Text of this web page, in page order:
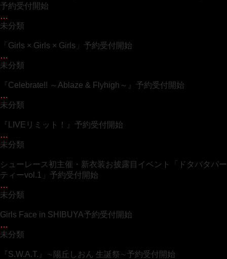
予約受付開始
…
未分類
「Girls × Girls × Girls」予約受付開始
…
未分類
『Celebrate!! ～Ablaze & Flyhigh～』予約受付開始
…
未分類
『LIVEリミット！』予約受付開始
…
未分類
シューレース初主催・新衣装お披露目イベント「ドタバタパー
ティーvol.1」予約受付開始
…
未分類
Girls Face in SHIBUYA予約受付開始
…
未分類
『S.W.A.T.』∼陽丘しおん 生誕祭∼予約受付開始